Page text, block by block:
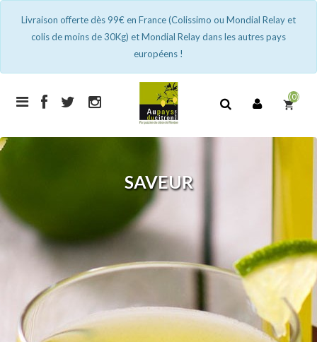
Livraison offerte dès 99€ en France (Colissimo ou Mondial Relay et
colis de moins de 30Kg) et Mondial Relay dans les autres pays
européens !
shopping_cart
(0)
SAVEUR